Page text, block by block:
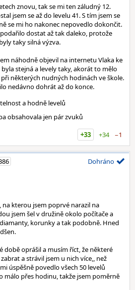
znovu, tak se mi ten záludný 12.
jsem se až do levelu 41. S tím jsem se
se mi ho nakonec nepovedlo dokončit.
dostat až tak daleko, protože
taky silná výzva.
náhodně objevil na internetu Vlaka ke
stejná a levely taky, akorát to mělo
některých nudných hodinách ve škole.
nedávno dohrát až do konce.
a hodně levelů
obsahovala jen pár zvuků
+33
+34 −1
Dohráno
na kterou jsem poprvé narazil na
jsem šel v družině okolo počítače a
korunky a tak podobně. Hned
době oprášil a musím říct, že některé
a strávil jsem u nich více,, než
úspěšně povedlo všech 50 levelů
málo přes hodinu, takže jsem poměrně